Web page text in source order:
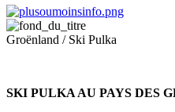
Groënland / Ski Pulka
SKI PULKA AU PAYS DES